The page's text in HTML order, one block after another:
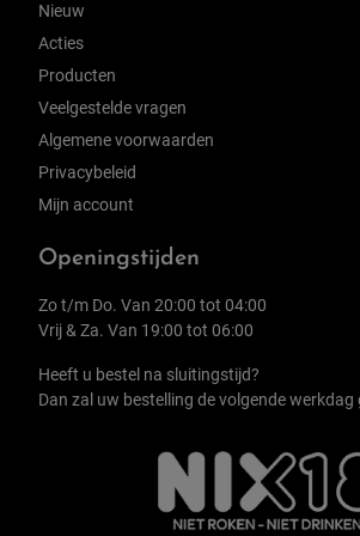
Nieuw
Acties
Producten
Veelgestelde vragen
Algemene voorwaarden
Privacybeleid
Mijn account
Openingstijden
Zo t/m Do. Van 20:00 tot 04:00
Vrij & Za. Van 19:00 tot 06:00
Heeft u bestel na sluitingstijd?
Dan zal uw bestelling de volgende werkdag